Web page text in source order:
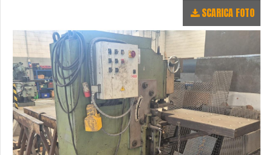
SCARICA FOTO